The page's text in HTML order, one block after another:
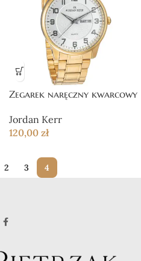
Zegarek naręczny kwarcowy
Jordan Kerr
120,00 zł
2 3 4